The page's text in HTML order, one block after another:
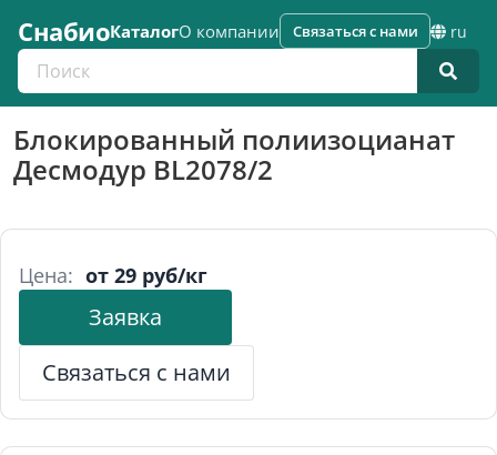
СнабиоКаталогО компании
Поиск по каталогу
Связаться с нами ru
Блокированный полиизоцианат
Десмодур BL2078/2
Цена: от 29 руб/кг
Заявка
Связаться с нами